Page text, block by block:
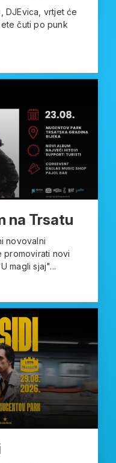
DJEvica, vrtjet će
čuti po punk
na Trsatu
novovalni
promovirati novi
magli sjaj"...